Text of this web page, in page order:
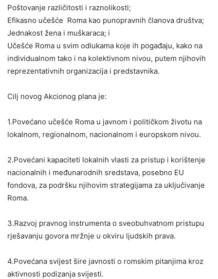
Poštovanje različitosti i raznolikosti;
Efikasno učešće Roma kao punopravnih članova društva;
Jednakost žena i muškaraca; i
Učešće Roma u svim odlukama koje ih pogađaju, kako na
individualnom tako i na kolektivnom nivou, putem njihovih
reprezentativnih organizacija i predstavnika.
Cilj novog Akcionog plana je:
1.Povećano učešće Roma u javnom i političkom životu na
lokalnom, regionalnom, nacionalnom i europskom nivou.
2.Povećani kapaciteti lokalnih vlasti za pristup i korištenje
nacionalnih i međunarodnih sredstava, posebno EU
fondova, za podršku njihovim strategijama za uključivanje
Roma.
3.Razvoj pravnog instrumenta o sveobuhvatnom pristupu
rješavanju govora mržnje u okviru ljudskih prava.
4.Povećana svijest šire javnosti o romskim pitanjima kroz
aktivnosti podizanja svijesti.